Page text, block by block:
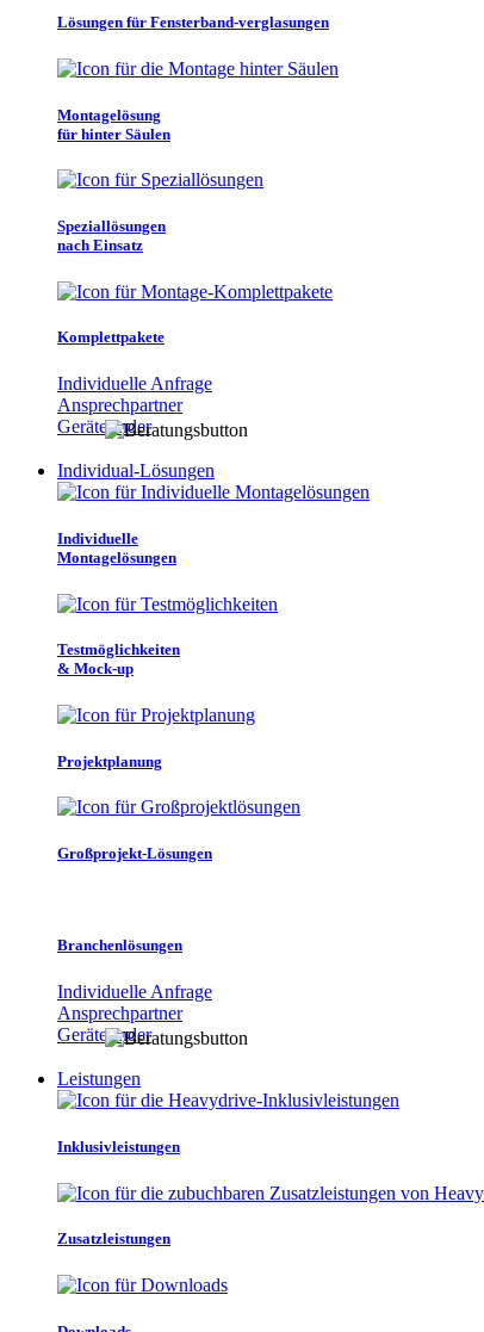
Lösungen für Fensterband-verglasungen
Montagelösung
für hinter Säulen
Speziallösungen
nach Einsatz
Komplettpakete
Individuelle Anfrage
Ansprechpartner
Gerätefinder
Individual-Lösungen
Individuelle
Montagelösungen
Testmöglichkeiten
& Mock-up
Projektplanung
Großprojekt-Lösungen
Branchenlösungen
Individuelle Anfrage
Ansprechpartner
Gerätefinder
Leistungen
Inklusivleistungen
Zusatzleistungen